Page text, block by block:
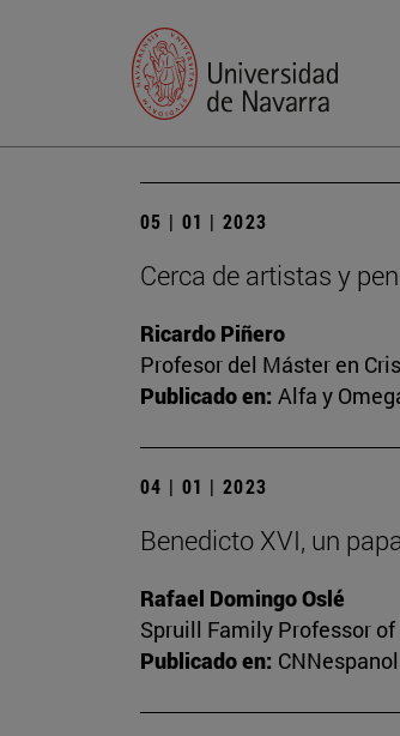
05 | 01 | 2023
Cerca de artistas y
Ricardo Piñero
Profesor del Máster en
Publicado en: Alfa y
04 | 01 | 2023
Benedicto XVI, un
Rafael Domingo Oslé
Spruill Family Professor
Publicado en: CNNespanol